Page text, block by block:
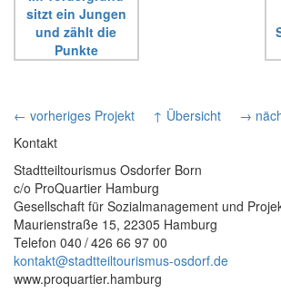
← vorheriges Projekt ↑ Übersicht
→
Kontakt
Stadtteiltourismus Osdorfer Born
c/o ProQuartier Hamburg
Gesellschaft für Sozialmanagement und
Maurienstraße 15, 22305 Hamburg
Telefon 040 / 426 66 97 00
kontakt@stadtteiltourismus-osdorf.de
www.proquartier.hamburg